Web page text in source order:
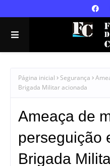
Página inicial Segurança
Brigada Militar acionada
Ameaça de
perseguição
Brigada